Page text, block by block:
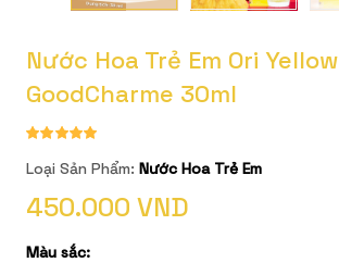
Nước Hoa Trẻ Em Ori Yellow
GoodCharme 30ml
Loại Sản Phẩm: Nước Hoa Trẻ Em
450.000 VND
Màu sắc: